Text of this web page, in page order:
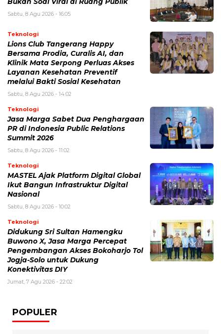
Sabtu, 8 Agu 2026 - 16:05
Teknologi
Lions Club Tangerang Happy
Bersama Prodia, Curalis AI, dan
Klinik Mata Serpong Perluas Akses
Layanan Kesehatan Preventif
melalui Bakti Sosial Kesehatan
Sabtu, 8 Agu 2026 - 14:02
Teknologi
Jasa Marga Sabet Dua Penghargaan
PR di Indonesia Public Relations
Summit 2026
Sabtu, 8 Agu 2026 - 11:02
Teknologi
MASTEL Ajak Platform Digital Global
Ikut Bangun Infrastruktur Digital
Nasional
Sabtu, 8 Agu 2026 - 10:02
Teknologi
Didukung Sri Sultan Hamengku
Buwono X, Jasa Marga Percepat
Pengembangan Akses Bokoharjo Tol
Jogja-Solo untuk Dukung
Konektivitas DIY
Jumat, 7 Agu 2026 - 22:02
POPULER